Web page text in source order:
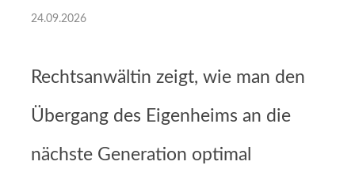
24.09.2026
Rechtsanwältin zeigt, wie man den
Übergang des Eigenheims an die
nächste Generation optimal